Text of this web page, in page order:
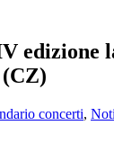
edizione
concerti,